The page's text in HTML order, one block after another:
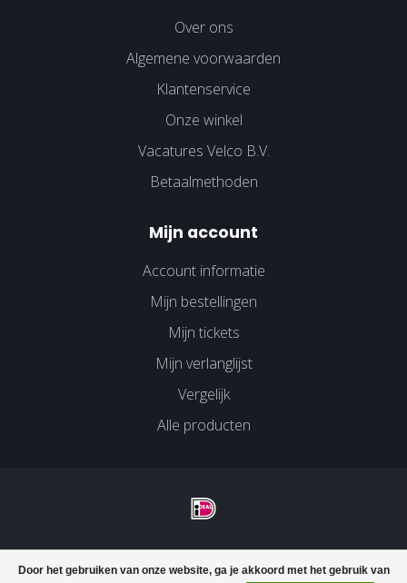
Door het gebruiken van onze website, ga je akkoord met het gebruik van
Over ons
Algemene voorwaarden
Klantenservice
Onze winkel
Vacatures Velco B.V.
Betaalmethoden
Mijn account
Account informatie
Mijn bestellingen
Mijn tickets
Mijn verlanglijst
Vergelijk
Alle producten
© Copyright 2026 Velco Huissen - Powered byLightspeed-